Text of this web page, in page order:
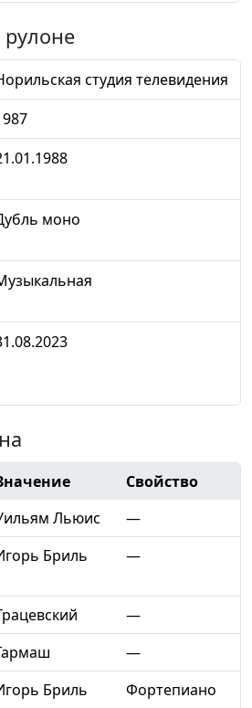
студия телевидения
моно
Свойство
Льюис
—
Бриль —
—
—
Бриль
Фортепиано